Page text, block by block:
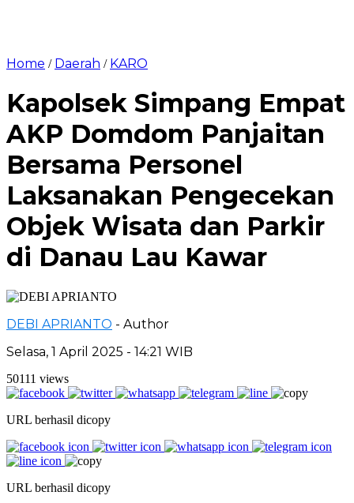
Home / Daerah / KARO
Kapolsek Simpang Empat
AKP Domdom Panjaitan
Bersama Personel
Laksanakan Pengecekan
Objek Wisata dan Parkir
di Danau Lau Kawar
DEBI APRIANTO - Author
Selasa, 1 April 2025 - 14:21 WIB
50111 views
URL berhasil dicopy
URL berhasil dicopy